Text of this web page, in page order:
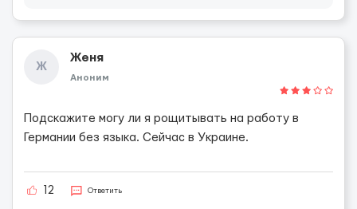
Ж
Женя
Аноним
Подскажите могу ли я рощитывать на работу в
Германии без языка. Сейчас в Украине.
12 Ответить